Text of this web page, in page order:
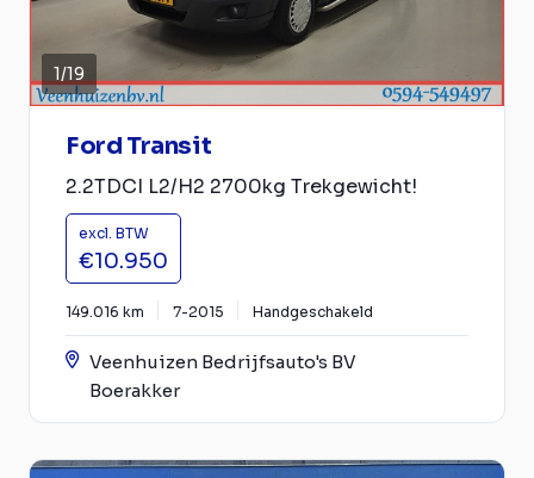
1/19
Ford Transit
2.2TDCI L2/H2 2700kg Trekgewicht!
excl. BTW
€10.950
149.016 km 7-2015 Handgeschakeld
Veenhuizen Bedrijfsauto's BV
Boerakker